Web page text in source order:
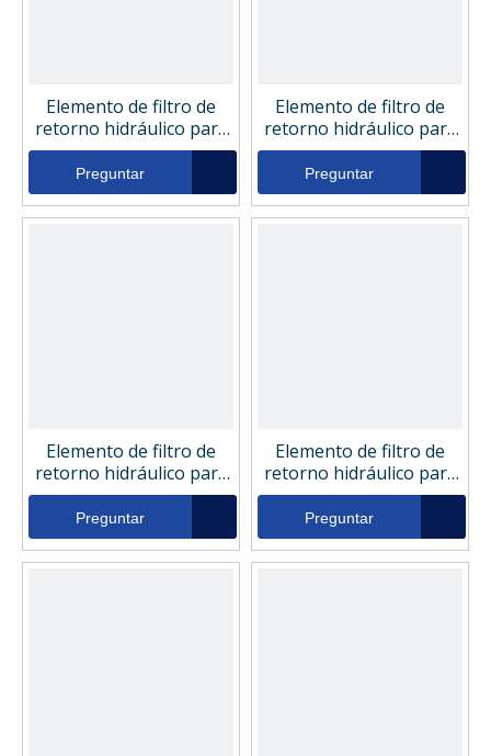
Elemento de filtro de
retorno hidráulico para
compresor de aire
Sistema hidráulico
333282
Preguntar
Elemento de filtro de
retorno hidráulico para
compresor de aire
Sistema hidráulico
Diamond CR2060
Preguntar
Elemento de filtro de
retorno hidráulico para
compresor de aire
Sistema hidráulico
Cormach 8140035
Preguntar
Elemento de filtro de
retorno hidráulico para
compresor de aire
Sistema hidráulico Astra
45918
Preguntar